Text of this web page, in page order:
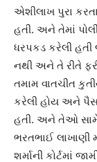
એશીલાખ પુરા કરતા
હતી. અને તેમાં
ધરપકડ કરેલી
નથી અને તે રીતે
તમામ વાતચીત
કરેલી હોય અને
હતી. અને તેઓ સામે
ભરતભાઈ લાખાણી
શર્માની કોર્ટમાં